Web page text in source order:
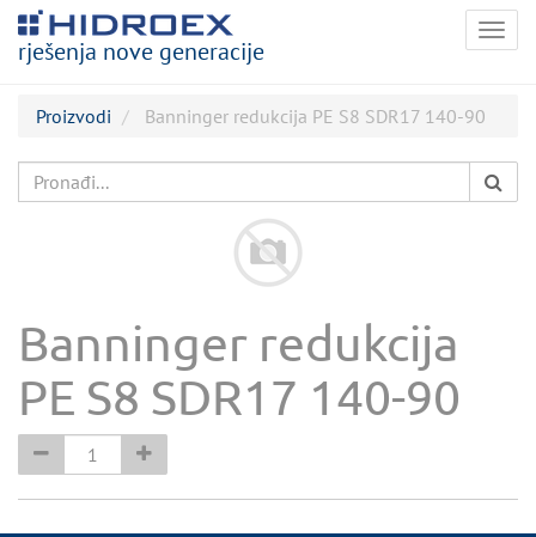
rješenja nove generacije
Proizvodi Banninger redukcija PE S8 SDR17 140-90
Banninger redukcija
PE S8 SDR17 140-90